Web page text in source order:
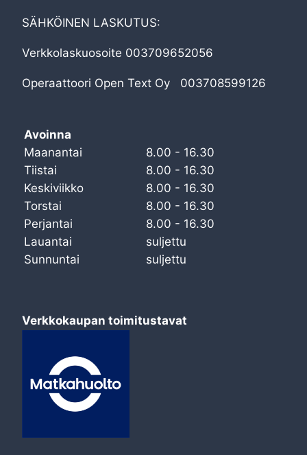
SÄHKÖINEN LASKUTUS:
Verkkolaskuosoite 003709652056
Operaattoori Open Text Oy 003708599126
Avoinna
Maanantai
8.00 - 16.30
Tiistai
8.00 - 16.30
Keskiviikko
8.00 - 16.30
Torstai
8.00 - 16.30
Perjantai
8.00 - 16.30
Lauantai
suljettu
Sunnuntai
suljettu
Verkkokaupan toimitustavat